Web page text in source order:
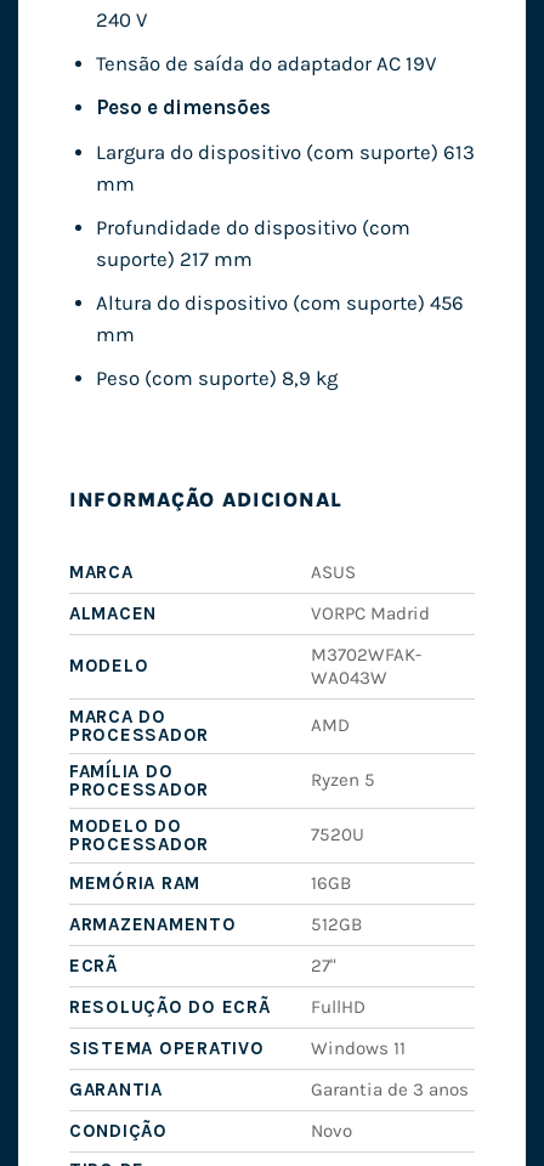
240 V
Tensão de saída do adaptador AC 19V
Peso e dimensões
Largura do dispositivo (com suporte) 613
mm
Profundidade do dispositivo (com
suporte) 217 ​​mm
Altura do dispositivo (com suporte) 456
mm
Peso (com suporte) 8,9 kg
INFORMAÇÃO ADICIONAL
MARCA
ASUS
ALMACEN
VORPC Madrid
MODELO
M3702WFAK-
WA043W
MARCA DO
PROCESSADOR
AMD
FAMÍLIA DO
PROCESSADOR
Ryzen 5
MODELO DO
PROCESSADOR
7520U
MEMÓRIA RAM
16GB
ARMAZENAMENTO
512GB
ECRÃ
27"
RESOLUÇÃO DO ECRÃ
FullHD
SISTEMA OPERATIVO
Windows 11
GARANTIA
Garantia de 3 anos
CONDIÇÃO
Novo